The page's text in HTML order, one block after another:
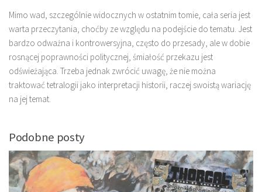
Mimo wad, szczególnie widocznych w ostatnim tomie, cała seria jest
warta przeczytania, choćby ze względu na podejście do tematu. Jest
bardzo odważna i kontrowersyjna, często do przesady, ale w dobie
rosnącej poprawności politycznej, śmiałość przekazu jest
odświeżająca. Trzeba jednak zwrócić uwagę, że nie można
traktować tetralogii jako interpretacji historii, raczej swoistą wariację
na jej temat.
Podobne posty